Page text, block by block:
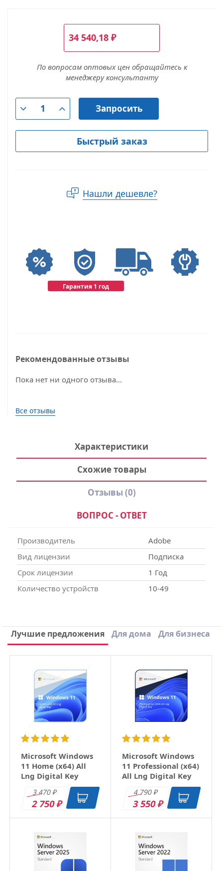
34 540,18 ₽
По вопросам оптовых цен обращайтесь к
менеджеру консультанту
Запросить
Быстрый заказ
Нашли дешевле?
Гарантия 1 год
Рекомендованные отзывы
Пока нет ни одного отзыва...
Все отзывы
Характеристики
Схожие товары
Отзывы (0)
ВОПРОС - ОТВЕТ
Производитель
Adobe
Вид лицензии
Подписка
Срок лицензии
1 Год
Количество устройств
10-49
Написать отзыв
×
Email
Заголовок
Оцените товар
Лучшие предложения Для дома Для бизнеса
Microsoft Windows
11 Home (x64) All
Lng Digital Key
3 470₽
2 750₽
Microsoft Windows
11 Professional (x64)
All Lng Digital Key
4 790₽
3 550₽